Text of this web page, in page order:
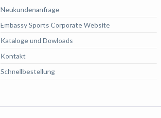
Neukundenanfrage
Embassy Sports Corporate Website
Kataloge und Dowloads
Kontakt
Schnellbestellung